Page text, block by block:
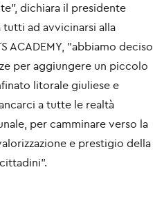
dichiara il presidente
ad avvicinarsi alla
ACADEMY, "abbiamo deciso
per aggiungere un piccolo
litorale giuliese e
a tutte le realtà
per camminare verso la
e prestigio della